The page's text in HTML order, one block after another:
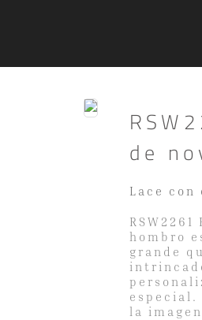
de
Lace
hombro
grande
especial.
la